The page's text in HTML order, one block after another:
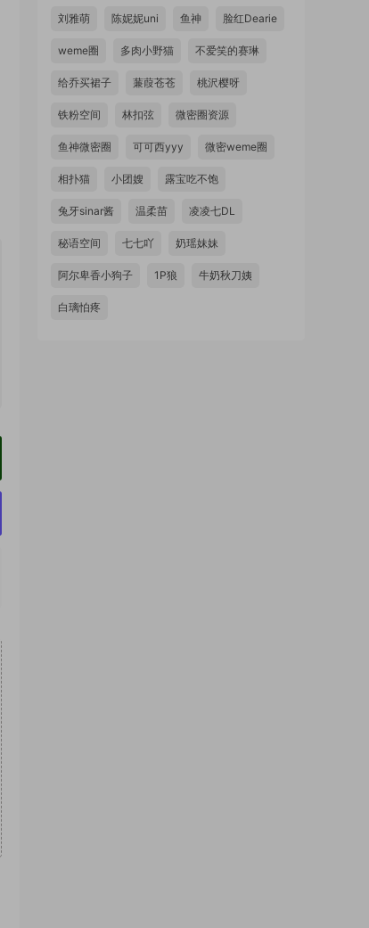
刘雅萌 陈妮妮uni 鱼神 脸红Dearie
weme圈 多肉小野猫 不爱笑的赛琳
给乔买裙子 蒹葭苍苍 桃沢樱呀
铁粉空间 林扣弦 微密圈资源
鱼神微密圈 可可西yyy 微密weme圈
相扑猫 小团嫂 露宝吃不饱
兔牙sinar酱 温柔苗 凌凌七DL
秘语空间 七七吖 奶瑶妹妹
阿尔卑香小狗子 1P狼 牛奶秋刀姨
白璃怕疼